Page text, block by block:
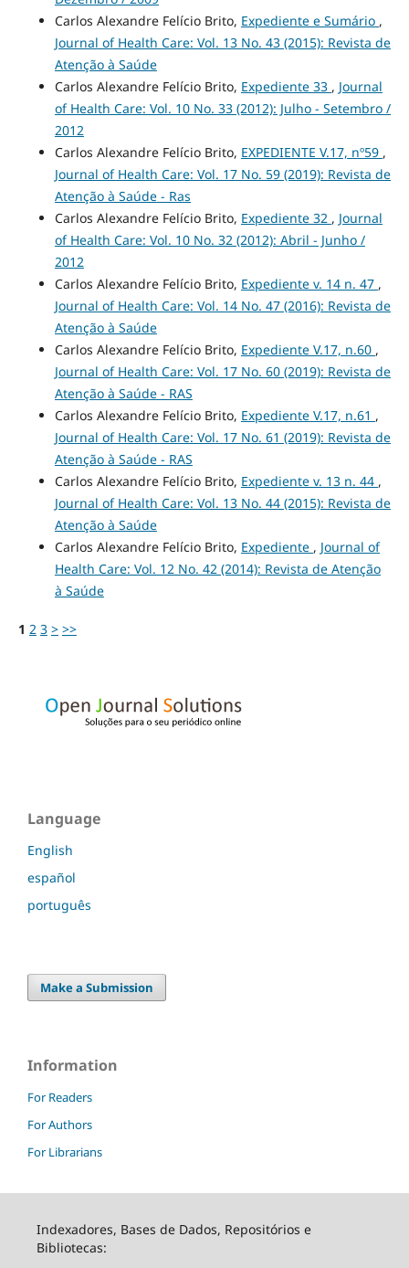
Carlos Alexandre Felício Brito, Expediente e Sumário ,
Journal of Health Care: Vol. 13 No. 43 (2015): Revista de
Atenção à Saúde
Carlos Alexandre Felício Brito, Expediente 33 , Journal
of Health Care: Vol. 10 No. 33 (2012): Julho - Setembro /
2012
Carlos Alexandre Felício Brito, EXPEDIENTE V.17, nº59 ,
Journal of Health Care: Vol. 17 No. 59 (2019): Revista de
Atenção à Saúde - Ras
Carlos Alexandre Felício Brito, Expediente 32 , Journal
of Health Care: Vol. 10 No. 32 (2012): Abril - Junho /
2012
Carlos Alexandre Felício Brito, Expediente v. 14 n. 47 ,
Journal of Health Care: Vol. 14 No. 47 (2016): Revista de
Atenção à Saúde
Carlos Alexandre Felício Brito, Expediente V.17, n.60 ,
Journal of Health Care: Vol. 17 No. 60 (2019): Revista de
Atenção à Saúde - RAS
Carlos Alexandre Felício Brito, Expediente V.17, n.61 ,
Journal of Health Care: Vol. 17 No. 61 (2019): Revista de
Atenção à Saúde - RAS
Carlos Alexandre Felício Brito, Expediente v. 13 n. 44 ,
Journal of Health Care: Vol. 13 No. 44 (2015): Revista de
Atenção à Saúde
Carlos Alexandre Felício Brito, Expediente , Journal of
Health Care: Vol. 12 No. 42 (2014): Revista de Atenção
à Saúde
1 2 3 > >>
Language
English
español
português
Make a Submission
Information
For Readers
For Authors
For Librarians
Indexadores, Bases de Dados, Repositórios e
Bibliotecas: